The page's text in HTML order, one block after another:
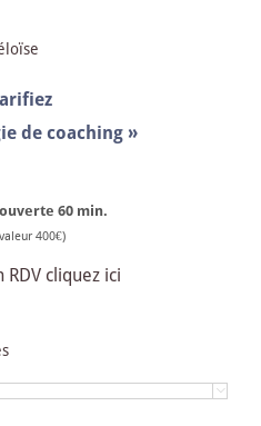
de coaching »
60 min.
400€)
cliquez ici
